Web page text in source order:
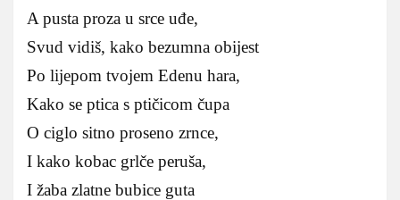
A pusta proza u srce uđe,
Svud vidiš, kako bezumna obijest
Po lijepom tvojem Edenu hara,
Kako se ptica s ptičicom čupa
O ciglo sitno proseno zrnce,
I kako kobac grlče peruša,
I žaba zlatne bubice guta